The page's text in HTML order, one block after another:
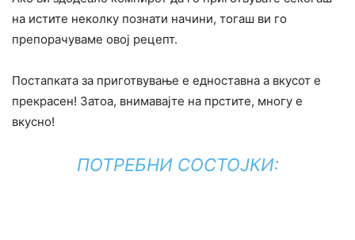
на истите неколку познати начини, тогаш ви го
препорачуваме овој рецепт.
Постапката за приготвување е едноставна а вкусот е
прекрасен! Затоа, внимавајте на прстите, многу е
вкусно!
ПОТРЕБНИ СОСТОЈКИ: